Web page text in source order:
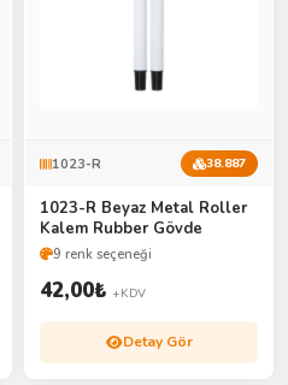
1023-R 38.887
1023-R Beyaz Metal Roller
Kalem Rubber Gövde
9 renk seçeneği
42,00₺ +KDV
Detay Gör